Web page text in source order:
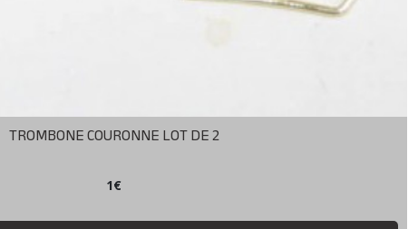
TROMBONE COURONNE LOT DE 2
1€